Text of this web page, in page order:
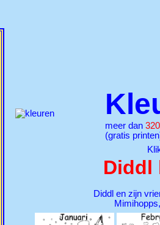
meer dan
(gratis
Diddl
Diddl en zijn